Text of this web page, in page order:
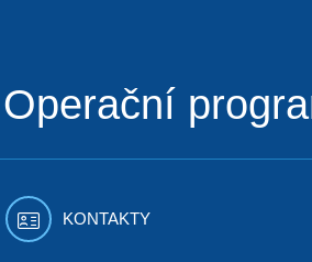
Operační
KONTAKTY